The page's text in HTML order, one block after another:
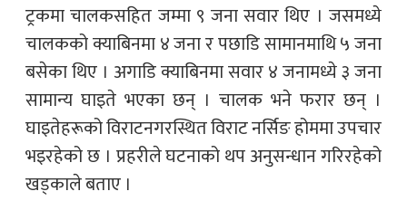
ट्रकमा चालकसहित जम्मा ९ जना सवार थिए । जसमध्ये
चालकको क्याबिनमा ४ जना र पछाडि सामानमाथि ५ जना
बसेका थिए । अगाडि क्याबिनमा सवार ४ जनामध्ये ३ जना
सामान्य घाइते भएका छन् । चालक भने फरार छन् ।
घाइतेहरूको विराटनगरस्थित विराट नर्सिङ होममा उपचार
भइरहेको छ । प्रहरीले घटनाको थप अनुसन्धान गरिरहेको
खड्काले बताए ।